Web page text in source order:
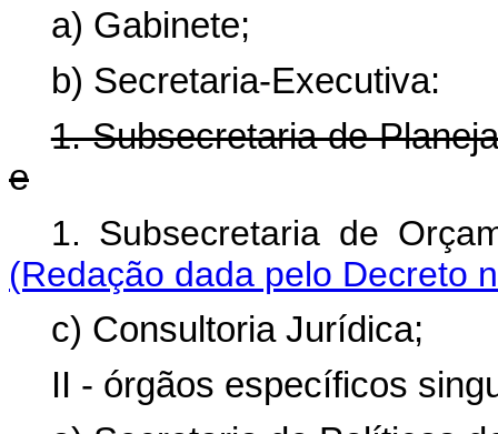
a) Gabinete;
b) Secretaria-Executiva:
1. Subsecretaria de
e
1. Subsecretaria de
(Redação dada pelo Decreto
c) Consultoria Jurídica;
II - órgãos específicos